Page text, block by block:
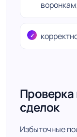
Проверка
сделок
Избыточные